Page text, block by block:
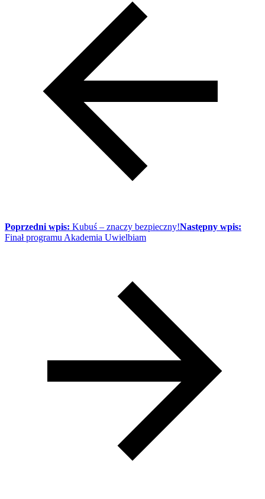
Poprzedni wpis: Kubuś – znaczy bezpieczny!Następny wpis:
Finał programu Akademia Uwielbiam